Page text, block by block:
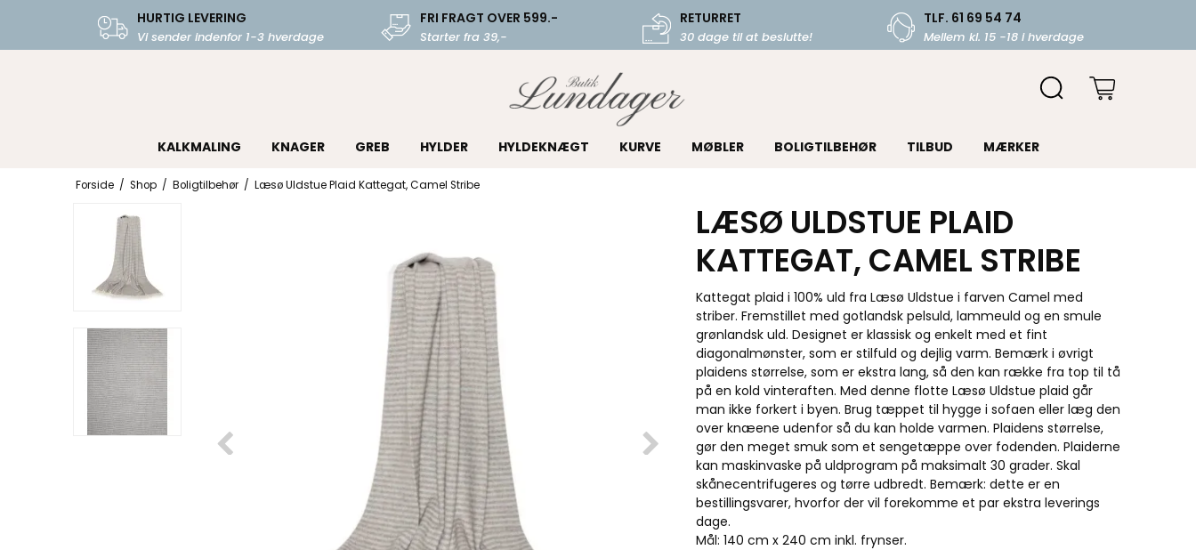
HURTIG LEVERING
Vi sender indenfor 1-3 hverdage
FRI FRAGT OVER 599.-
Starter fra 39,-
RETURRET
30 dage til at beslutte!
TLF. 61 69 54 74
Mellem kl. 15 -18 i hverdage
KALKMALING KNAGER GREB HYLDER HYLDEKNÆGT KURVE MØBLER BOLIGTILBEHØR TILBUD MÆRKER
Forside / Shop / Boligtilbehør / Læsø Uldstue Plaid Kattegat, Camel Stribe
LÆSØ ULDSTUE PLAID
KATTEGAT, CAMEL STRIBE
Kattegat plaid i 100% uld fra Læsø Uldstue i farven Camel med
striber. Fremstillet med gotlandsk pelsuld, lammeuld og en smule
grønlandsk uld. Designet er klassisk og enkelt med et fint
diagonalmønster, som er stilfuld og dejlig varm. Bemærk i øvrigt
plaidens størrelse, som er ekstra lang, så den kan række fra top til tå
på en kold vinteraften. Med denne flotte Læsø Uldstue plaid går
man ikke forkert i byen. Brug tæppet til hygge i sofaen eller læg den
over knæene udenfor så du kan holde varmen. Plaidens størrelse,
gør den meget smuk som et sengetæppe over fodenden. Plaiderne
kan maskinvaske på uldprogram på maksimalt 30 grader. Skal
skånecentrifugeres og tørre udbredt. Bemærk: dette er en
bestillingsvarer, hvorfor der vil forekomme et par ekstra leverings
dage.
Mål: 140 cm x 240 cm inkl. frynser.